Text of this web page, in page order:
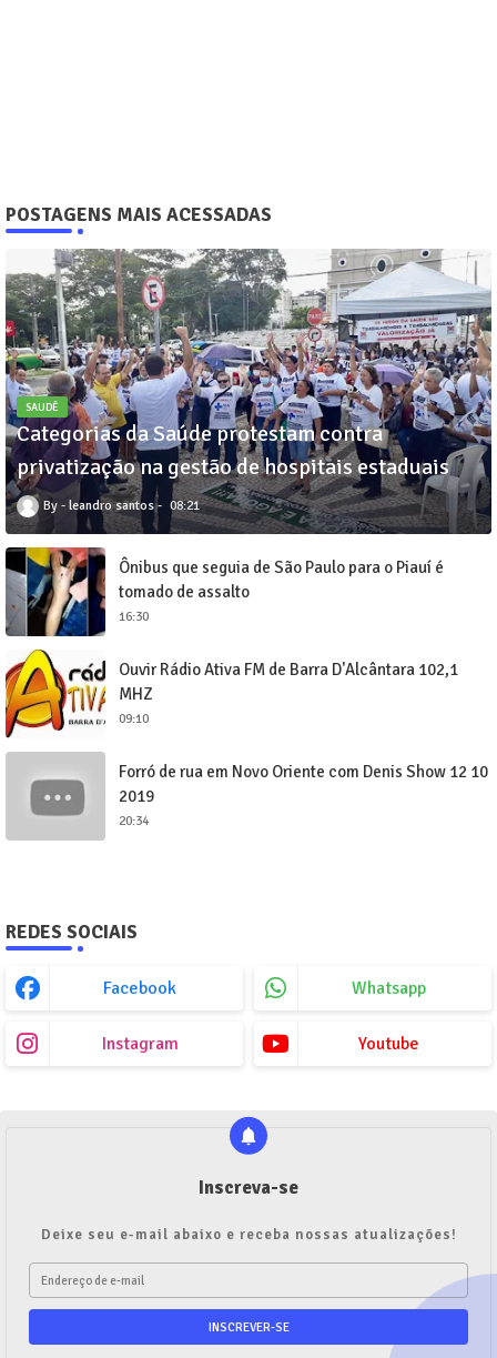
POSTAGENS MAIS ACESSADAS
SAUDÊ
Categorias da Saúde protestam contra
privatização na gestão de hospitais estaduais
leandro santos 08:21
Ônibus que seguia de São Paulo para o Piauí é
tomado de assalto
16:30
Ouvir Rádio Ativa FM de Barra D'Alcântara 102,1
MHZ
09:10
Forró de rua em Novo Oriente com Denis Show 12 10
2019
20:34
REDES SOCIAIS
Facebook Whatsapp
Instagram Youtube
Inscreva-se
Deixe seu e-mail abaixo e receba nossas atualizações!